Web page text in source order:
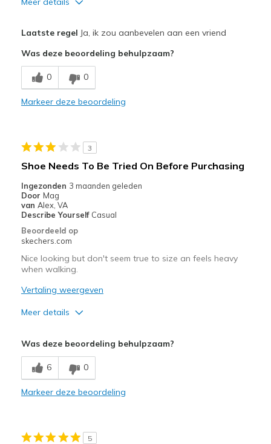
Comfortable
Durable
Casual Wear
Width
Sizing
Feels true to size
View On Shoes
Laatste regel Ja, ik zou aanbevelen aan een vriend
Was deze beoordeling behulpzaam?
0 0
Markeer deze beoordeling
3
Shoe Needs To Be Tried On Before Purchasing
Ingezonden 3 maanden geleden
Door Mag
van Alex, VA
Describe Yourself Casual
Beoordeeld op
skechers.com
Nice looking but don't seem true to size an feels heavy
when walking.
Vertaling weergeven
Meer details
Beste toepassingen
Casual Wear
Sizing
Was deze beoordeling behulpzaam?
6 0
Markeer deze beoordeling
5